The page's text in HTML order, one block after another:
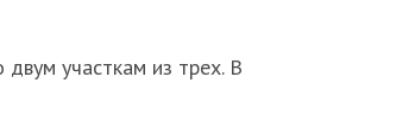
участкам из трех. В